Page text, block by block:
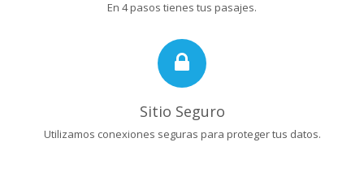
En 4 pasos tienes tus pasajes.
Sitio Seguro
Utilizamos conexiones seguras para proteger tus datos.